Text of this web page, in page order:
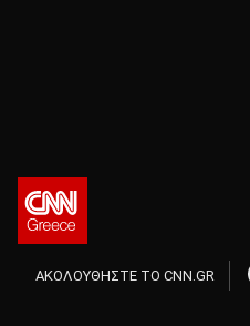
ΑΚΟΛΟΥΘΗΣΤΕ ΤΟ CNN.GR